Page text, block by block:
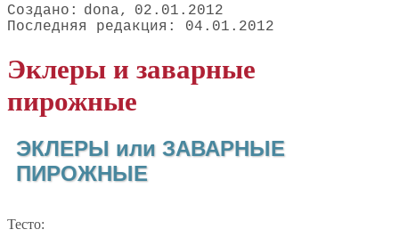
dona
02.01.2012
04.01.2012
Эклеры и заварные
пирожные
ЭКЛЕРЫ или ЗАВАРНЫЕ
ПИРОЖНЫЕ
Тесто: